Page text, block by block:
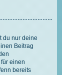
du nur deine
Beitrag
einen
bereits